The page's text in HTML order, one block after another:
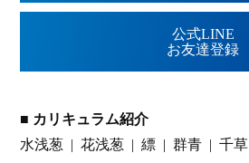
公式LINE
お友達登録
■ カリキュラム紹介
水浅葱
花浅葱 縹 群青 千草